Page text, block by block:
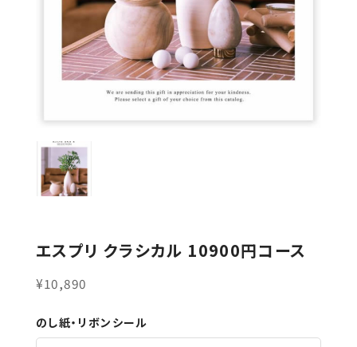
エスプリ クラシカル 10900円コース
¥10,890
のし紙・リボンシール